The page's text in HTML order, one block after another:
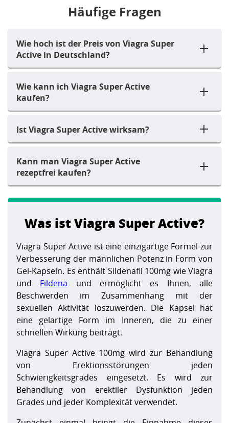
Häufige Fragen
Wie hoch ist der Preis von Viagra Super
Active in Deutschland?
Wie kann ich Viagra Super Active
kaufen?
Ist Viagra Super Active wirksam?
Kann man Viagra Super Active
rezeptfrei kaufen?
Was ist Viagra Super Active?
Viagra Super Active ist eine einzigartige Formel zur
Verbesserung der männlichen Potenz in Form von
Gel-Kapseln. Es enthält Sildenafil 100mg wie Viagra
und Fildena und ermöglicht es Ihnen, alle
Beschwerden im Zusammenhang mit der
sexuellen Aktivität loszuwerden. Die Kapsel hat
eine gelartige Form im Inneren, die zu einer
schnellen Wirkung beiträgt.
Viagra Super Active 100mg wird zur Behandlung
von Erektionsstörungen jeden
Schwierigkeitsgrades eingesetzt. Es wird zur
Behandlung von erektiler Dysfunktion jeden
Grades und jeder Komplexität verwendet.